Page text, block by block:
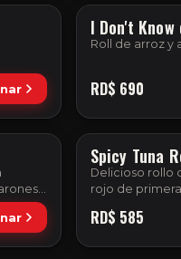
I Don't Know
Roll de arroz y
RD$ 690
Spicy Tuna
Delicioso rollo
rojo de
RD$ 585